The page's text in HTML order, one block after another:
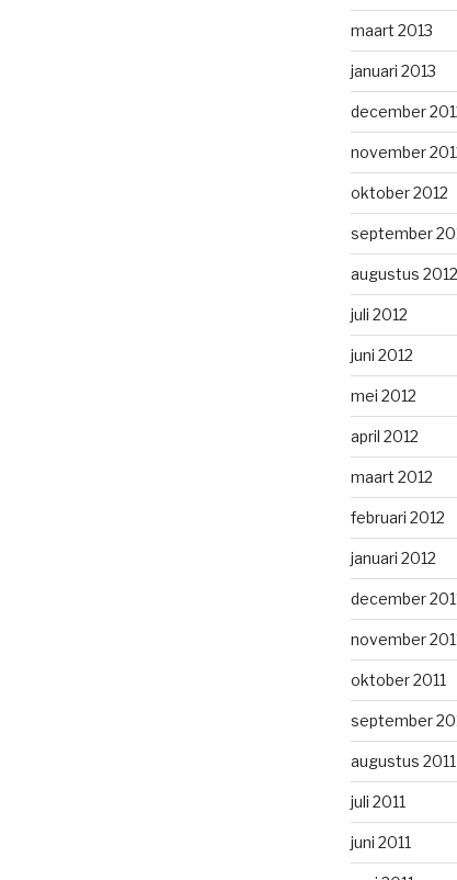
maart 2013
januari 2013
december
november
oktober 2012
september
augustus 2012
juli 2012
juni 2012
mei 2012
april 2012
maart 2012
februari 2012
januari 2012
december
november
oktober 2011
september
augustus 2011
juli 2011
juni 2011